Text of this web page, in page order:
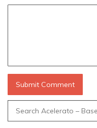
Search
for: